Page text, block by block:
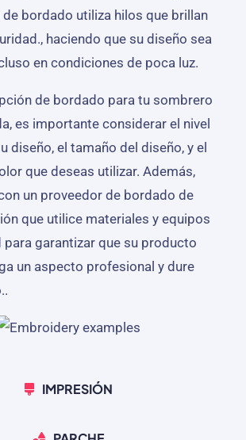
bordado utiliza hilos que brillan
haciendo que su diseño sea
en condiciones de poca luz.
de bordado para tu sombrero
es importante considerar el nivel
diseño, el tamaño del diseño, y el
que deseas utilizar. Además,
un proveedor de bordado de
que utilice materiales y equipos
para garantizar que su producto
un aspecto profesional y dure
IMPRESIÓN